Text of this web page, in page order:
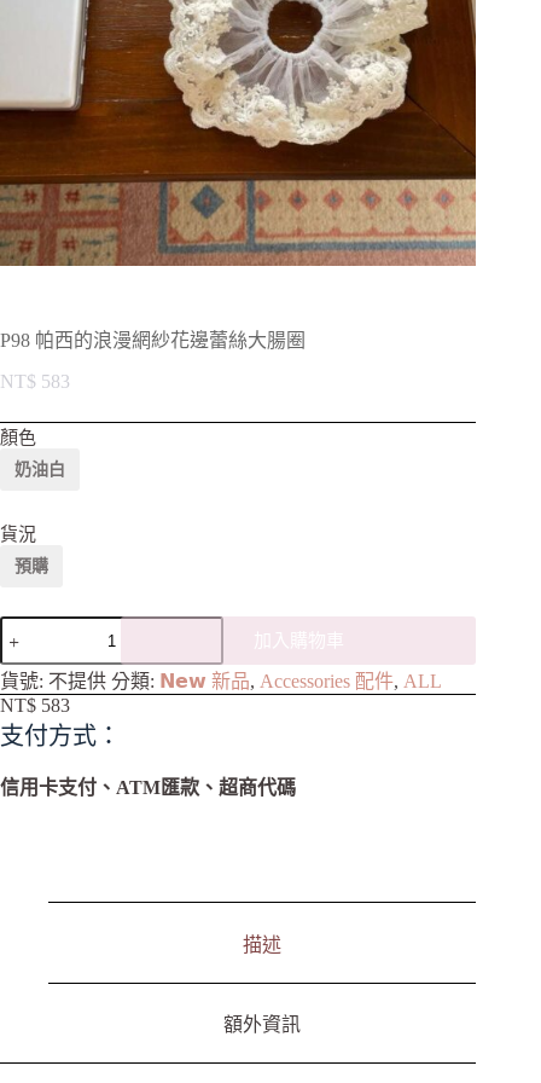
P98 帕西的浪漫網紗花邊蕾絲大腸圈
NT$ 583
顏色
奶油白
貨況
預購
加入購物車
A
l
e
n
貨號: 不提供 分類: 𝗡𝗲𝘄 新品, Accessories 配件, ALL
NT$ 583
支付方式：
信用卡支付、ATM匯款、超商代碼
描述
額外資訊